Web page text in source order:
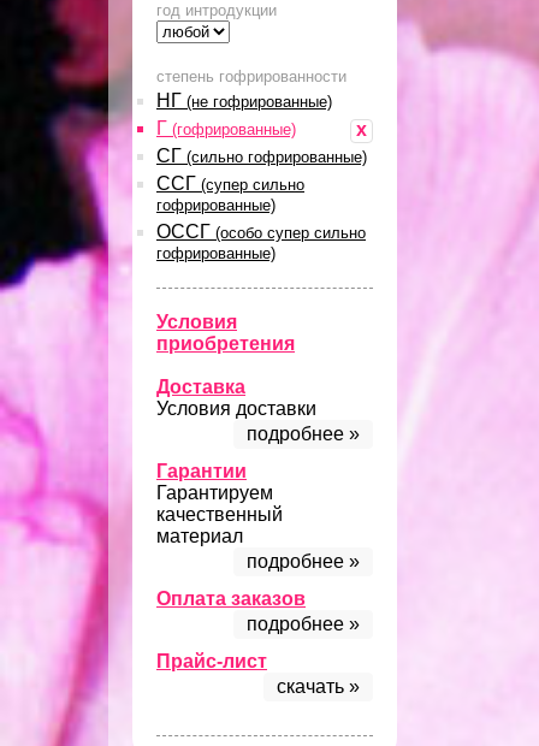
год интродукции
степень гофрированности
НГ (не гофрированные)
x
Г (гофрированные)
СГ (сильно гофрированные)
ССГ (супер сильно
гофрированные)
ОССГ (особо супер сильно
гофрированные)
Условия
приобретения
Доставка
Условия доставки
подробнее »
Гарантии
Гарантируем
качественный
материал
подробнее »
Оплата заказов
подробнее »
Прайс-лист
скачать »